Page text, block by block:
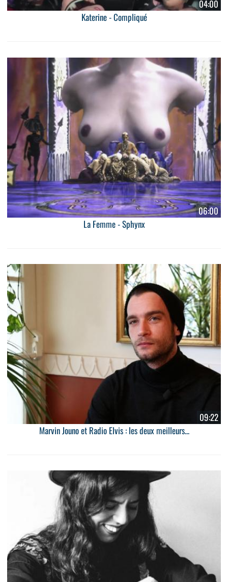
04:00
Katerine - Compliqué
06:00
La Femme - Sphynx
09:22
Marvin Jouno et Radio Elvis : les deux meilleurs...